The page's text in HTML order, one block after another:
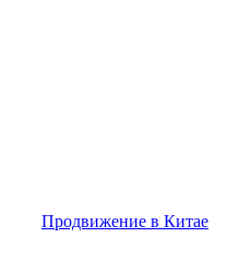
Продвижение в Китае